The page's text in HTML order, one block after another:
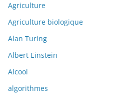
Agriculture
Agriculture biologique
Alan Turing
Albert Einstein
Alcool
algorithmes